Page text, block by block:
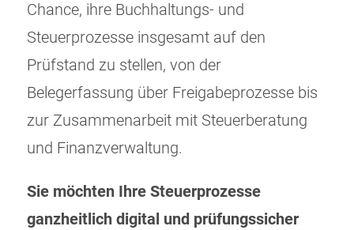
Chance, ihre Buchhaltungs- und
Steuerprozesse insgesamt auf den
Prüfstand zu stellen, von der
Belegerfassung über Freigabeprozesse bis
zur Zusammenarbeit mit Steuerberatung
und Finanzverwaltung.
Sie möchten Ihre Steuerprozesse
ganzheitlich digital und prüfungssicher